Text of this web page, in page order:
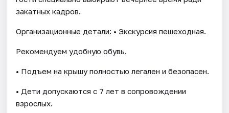
закатных кадров.
Организационные детали: • Экскурсия пешеходная.
Рекомендуем удобную обувь.
• Подъем на крышу полностью легален и безопасен.
• Дети допускаются с 7 лет в сопровождении
взрослых.